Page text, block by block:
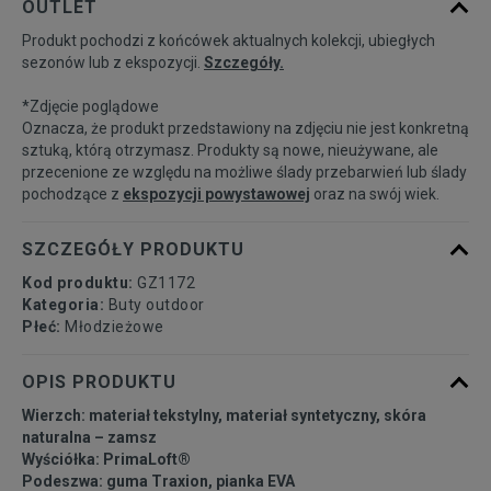
36 22,1 cm Powiadom o dostępności
36 2/3 22,5 cm
37 1/3 22,9 cm Powiadom o dostępności
38 2/3 23,8 cm
40 24,6 cm Powiadom o dostępności
OUTLET
Produkt pochodzi z końcówek aktualnych kolekcji, ubiegłych
sezonów lub z ekspozycji. Szczegóły.
*Zdjęcie poglądowe
Oznacza, że produkt przedstawiony na zdjęciu nie jest konkretną
sztuką, którą otrzymasz. Produkty są nowe, nieużywane, ale
przecenione ze względu na możliwe ślady przebarwień lub ślady
pochodzące z ekspozycji powystawowej oraz na swój wiek.
SZCZEGÓŁY PRODUKTU
Kod produktu: GZ1172
Kategoria: Buty outdoor
Płeć: Młodzieżowe
OPIS PRODUKTU
Wierzch: materiał tekstylny, materiał syntetyczny, skóra
naturalna – zamsz
Wyściółka: PrimaLoft®
Podeszwa: guma Traxion, pianka EVA